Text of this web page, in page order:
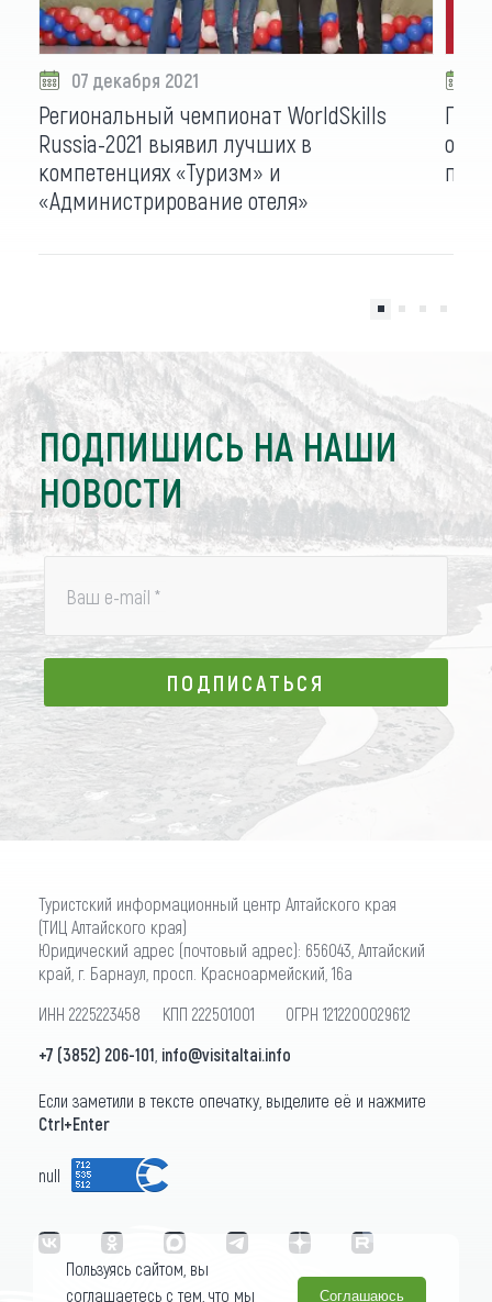
07 декабря 2021
Региональный чемпионат WorldSkills
Russia-2021 выявил лучших в
компетенциях «Туризм» и
«Администрирование отеля»
ПОДПИШИСЬ НА НАШИ
НОВОСТИ
Ваш e-mail *
ПОДПИСАТЬСЯ
ПОДПИСАТЬСЯ
Туристский информационный центр Алтайского края
(ТИЦ Алтайского края)
Юридический адрес (почтовый адрес): 656043, Алтайский
край, г. Барнаул, просп. Красноармейский, 16а
ИНН 2225223458 КПП 222501001 ОГРН 1212200029612
+7 (3852) 206-101 info@visitaltai.info
Если заметили в тексте опечатку, выделите её и нажмите
Ctrl+Enter
null
Пользуясь сайтом, вы
соглашаетесь с тем, что мы
Соглашаюсь